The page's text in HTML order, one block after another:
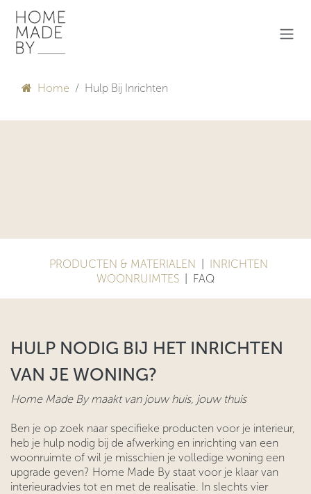
Overslaan naar inhoud
Home Hulp Bij Inrichten
PRODUCTEN & MATERIALEN
INRICHTEN
WOONRUIMTES | FAQ
HULP NODIG BIJ HET INRICHTEN
VAN JE WONING?
Home Made By maakt van jouw huis, jouw thuis
Ben je op zoek naar specifieke producten voor je interieur,
heb je hulp nodig bij de afwerking en inrichting van een
woonruimte of wil je misschien je volledige woning een
upgrade geven? Home Made By staat voor je klaar van
interieuradvies tot en met de realisatie. In slechts vier